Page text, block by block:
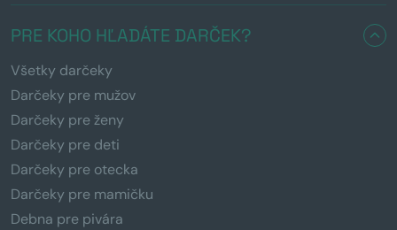
PRE KOHO HĽADÁTE DARČEK?
Všetky darčeky
Darčeky pre mužov
Darčeky pre ženy
Darčeky pre deti
Darčeky pre otecka
Darčeky pre mamičku
Debna pre pivára